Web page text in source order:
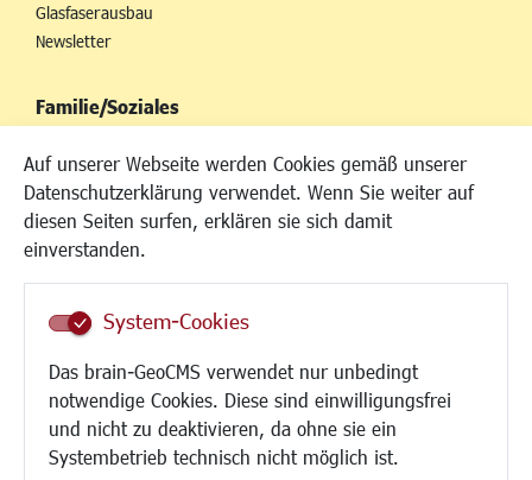
Auf unserer Webseite werden Cookies gemäß unserer
Datenschutzerklärung verwendet. Wenn Sie weiter auf
diesen Seiten surfen, erklären sie sich damit
einverstanden.
System-Cookies
Das brain-GeoCMS verwendet nur unbedingt
notwendige Cookies. Diese sind einwilligungsfrei
und nicht zu deaktivieren, da ohne sie ein
Systembetrieb technisch nicht möglich ist.
Glasfaserausbau
Newsletter
Familie/Soziales
Kinderbetreuung
Kinder und Jugend
Institutionen für Familien
Frauen
Schule
Demokratie leben
Ukrainehilfe
Hilfe für Geflüchtete
Religion